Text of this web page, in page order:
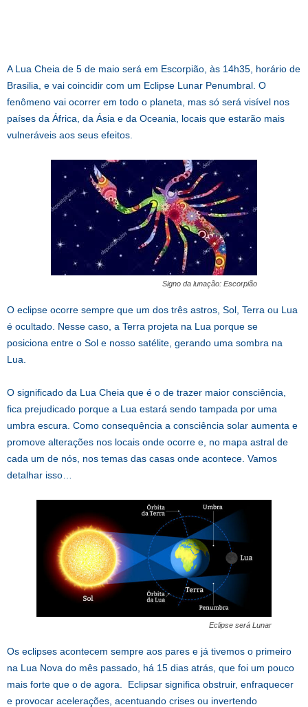
A Lua Cheia de 5 de maio será em Escorpião, às 14h35, horário de
Brasilia, e vai coincidir com um Eclipse Lunar Penumbral. O
fenômeno vai ocorrer em todo o planeta, mas só será visível nos
países da África, da Ásia e da Oceania, locais que estarão mais
vulneráveis aos seus efeitos.
Signo da lunação: Escorpião
O eclipse ocorre sempre que um dos três astros, Sol, Terra ou Lua
é ocultado. Nesse caso, a Terra projeta na Lua porque se
posiciona entre o Sol e nosso satélite, gerando uma sombra na
Lua.
O significado da Lua Cheia que é o de trazer maior consciência,
fica prejudicado porque a Lua estará sendo tampada por uma
umbra escura. Como consequência a consciência solar aumenta e
promove alterações nos locais onde ocorre e, no mapa astral de
cada um de nós, nos temas das casas onde acontece. Vamos
detalhar isso…
Eclipse será Lunar
Os eclipses acontecem sempre aos pares e já tivemos o primeiro
na Lua Nova do mês passado, há 15 dias atrás, que foi um pouco
mais forte que o de agora. Eclipsar significa obstruir, enfraquecer
e provocar acelerações, acentuando crises ou invertendo